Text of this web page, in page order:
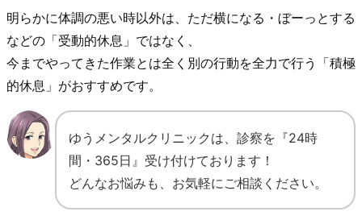
明らかに体調の悪い時以外は、ただ横になる・ぼーっとする
などの「受動的休息」ではなく、
今までやってきた作業とは全く別の行動を全力で行う「積極
的休息」がおすすめです。
ゆうメンタルクリニックは、診察を『24時
間・365日』受け付けております！
どんなお悩みも、お気軽にご相談ください。